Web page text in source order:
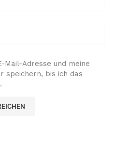
Mail-Adresse und meine
speichern, bis ich das